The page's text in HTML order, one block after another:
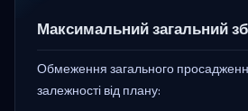
Максимальний загальний
Обмеження загального
залежності від плану: